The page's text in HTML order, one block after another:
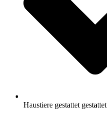
Haustiere gestattet gestattet